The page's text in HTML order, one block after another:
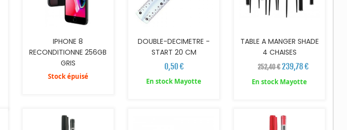
IPHONE 8
RECONDITIONNE 256GB
GRIS
Stock épuisé
DOUBLE-DECIMETRE -
START 20 CM
0,50 €
En stock Mayotte
TABLE A MANGER SHADE
4 CHAISES
252,40 €239,78 €
En stock Mayotte
AJOUTER AU PANIER AJOUTER AU PANIER